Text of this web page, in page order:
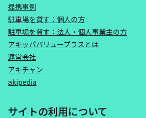
提携事例
駐車場を貸す：個人の方
駐車場を貸す：法人・個人事業主の方
アキッパバリュープラスとは
運営会社
アキチャン
akipedia
サイトの利用について